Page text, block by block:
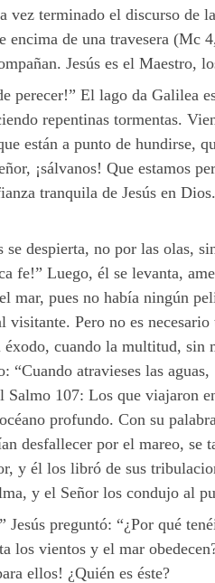
terminado el discurso de
encima de una travesera
Jesús es el Maestro,
perecer!” El lago da Galilea
repentinas tormentas.
están a punto de hundirse,
¡sálvanos! Que estamos
tranquila de Jesús en
despierta, no por las olas,
fe!” Luego, él se levanta,
mar, pues no había ningún
Pero no es
cuando la multitud, sin
“Cuando atravieses las
107: Los que viajaron
profundo. Con su
desfallecer por el mareo, se
y él los libró de sus
y el Señor los condujo al
preguntó: “¿Por qué
los vientos y el mar
ellos! ¿Quién es éste?